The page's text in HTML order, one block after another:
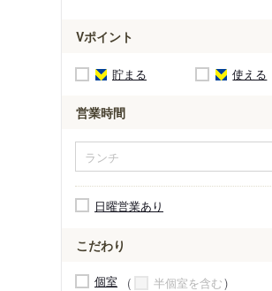
Vポイント
貯まる 使える
営業時間
日曜営業あり
こだわり
個室
半個室を含む